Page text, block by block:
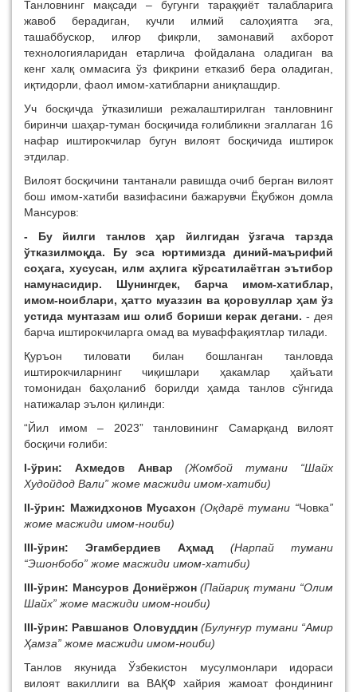
Танловнинг мақсади – бугунги тараққиёт талабларига
жавоб берадиган, кучли илмий салоҳиятга эга,
ташаббускор, илғор фикрли, замонавий ахборот
технологияларидан етарлича фойдалана оладиган ва
кенг халқ оммасига ўз фикрини етказиб бера оладиган,
иқтидорли, фаол имом-хатибларни аниқлашдир.
Уч босқичда ўтказилиши режалаштирилган танловнинг
биринчи шаҳар-туман босқичида ғолибликни эгаллаган 16
нафар иштирокчилар бугун вилоят босқичида иштирок
этдилар.
Вилоят босқичини тантанали равишда очиб берган вилоят
бош имом-хатиби вазифасини бажарувчи Ёқубжон домла
Мансуров:
- Бу йилги танлов ҳар йилгидан ўзгача тарзда
ўтказилмоқда. Бу эса юртимизда диний-маърифий
соҳага, хусусан, илм аҳлига кўрсатилаётган эътибор
намунасидир. Шунингдек, барча имом-хатиблар,
имом-ноиблари, ҳатто муаззин ва қоровуллар ҳам ўз
устида мунтазам иш олиб бориши керак дегани. - дея
барча иштирокчиларга омад ва муваффақиятлар тилади.
Қуръон тиловати билан бошланган танловда
иштирокчиларнинг чиқишлари ҳакамлар ҳайъати
томонидан баҳоланиб борилди ҳамда танлов сўнгида
натижалар эълон қилинди:
“Йил имом – 2023” танловининг Самарқанд вилоят
босқичи ғолиби:
I-ўрин:
Ахмедов Анвар(Жомбой тумани “Шайх
Худойдод Вали” жоме масжиди имом-хатиби)
II-ўрин: Мажидхонов Мусахон (Оқдарё тумани “Човка”
жоме масжиди имом-ноиби)
III-ўрин: Эгамбердиев Аҳмад (Нарпай тумани
“Эшонбобо” жоме масжиди имом-хатиби)
III-ўрин: Мансуров Дониёржон(Пайариқ тумани “Олим
Шайх” жоме масжиди имом-ноиби)
III-ўрин: Равшанов Оловуддин(Булунғур тумани “Амир
Ҳамза” жоме масжиди имом-ноиби)
Танлов якунида Ўзбекистон мусулмонлари идораси
вилоят вакиллиги ва ВАҚФ хайрия жамоат фондининг